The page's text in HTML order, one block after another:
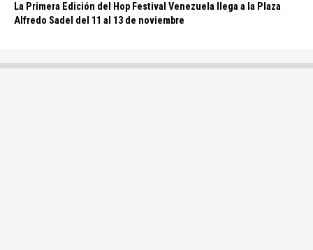
La Primera Edición del Hop Festival Venezuela llega a la Plaza
Alfredo Sadel del 11 al 13 de noviembre